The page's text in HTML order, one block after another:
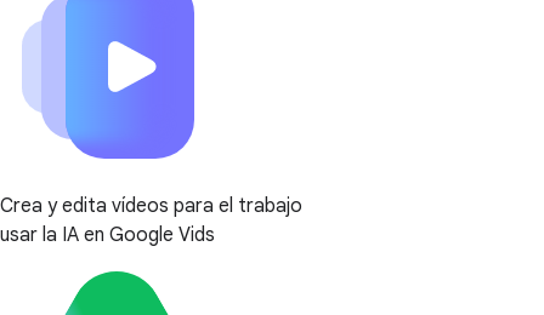
Crea y edita vídeos para el trabajo
usar la IA en Google Vids